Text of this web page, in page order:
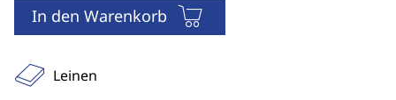
In den Warenkorb
Leinen